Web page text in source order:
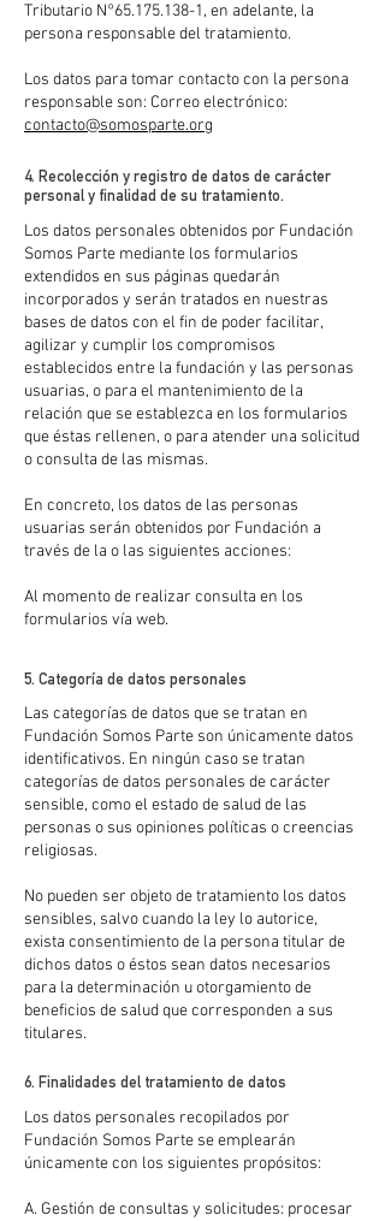
Tributario N°65.175.138-1, en adelante, la
persona responsable del tratamiento.
Los datos para tomar contacto con la persona
responsable son: Correo electrónico:
contacto@somosparte.org
4. Recolección y registro de datos de carácter
personal y finalidad de su tratamiento.
Los datos personales obtenidos por Fundación
Somos Parte mediante los formularios
extendidos en sus páginas quedarán
incorporados y serán tratados en nuestras
bases de datos con el fin de poder facilitar,
agilizar y cumplir los compromisos
establecidos entre la fundación y las personas
usuarias, o para el mantenimiento de la
relación que se establezca en los formularios
que éstas rellenen, o para atender una solicitud
o consulta de las mismas.
En concreto, los datos de las personas
usuarias serán obtenidos por Fundación a
través de la o las siguientes acciones:
Al momento de realizar consulta en los
formularios vía web.
5. Categoría de datos personales
Las categorías de datos que se tratan en
Fundación Somos Parte son únicamente datos
identificativos. En ningún caso se tratan
categorías de datos personales de carácter
sensible, como el estado de salud de las
personas o sus opiniones políticas o creencias
religiosas.
No pueden ser objeto de tratamiento los datos
sensibles, salvo cuando la ley lo autorice,
exista consentimiento de la persona titular de
dichos datos o éstos sean datos necesarios
para la determinación u otorgamiento de
beneficios de salud que corresponden a sus
titulares.
6. Finalidades del tratamiento de datos
Los datos personales recopilados por
Fundación Somos Parte se emplearán
únicamente con los siguientes propósitos:
A. Gestión de consultas y solicitudes: procesar